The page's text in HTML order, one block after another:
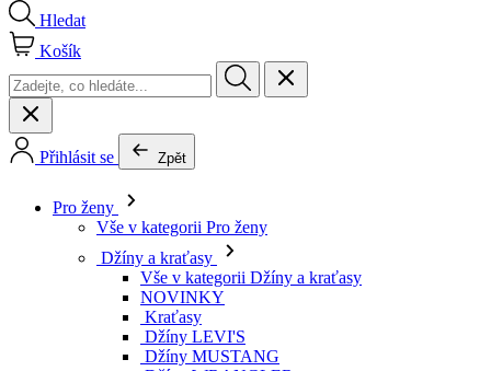
Hledat
Košík
Přihlásit se Zpět
Pro ženy
Vše v kategorii Pro ženy
Džíny a kraťasy
Vše v kategorii Džíny a kraťasy
NOVINKY
Kraťasy
Džíny LEVI'S
Džíny MUSTANG